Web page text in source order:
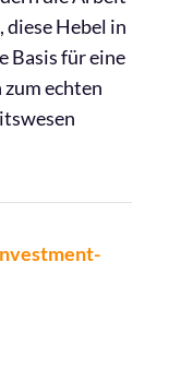
Hebel in
Basis für eine
echten